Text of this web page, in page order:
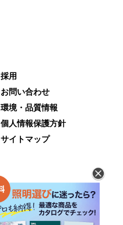
採用
お問い合わせ
環境・品質情報
個人情報保護方針
サイトマップ